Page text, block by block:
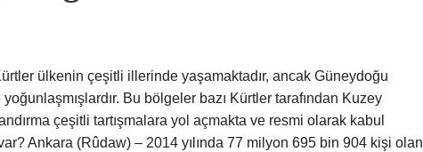
ülkenin çeşitli illerinde yaşamaktadır, ancak Güneydoğu
Bu bölgeler bazı Kürtler tarafından Kuzey
çeşitli tartışmalara yol açmakta ve resmi olarak kabul
Ankara (Rûdaw) – 2014 yılında 77 milyon 695 bin 904 kişi olan